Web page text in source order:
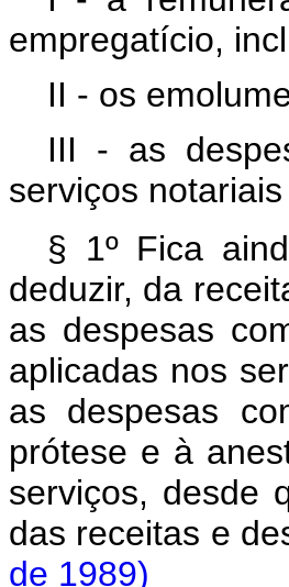
empregatício,
II - os
III - as
serviços
§ 1º Fica
deduzir, da
as despesas
aplicadas nos
as despesas
prótese e à
serviços, desde
das receitas e
de 1989)